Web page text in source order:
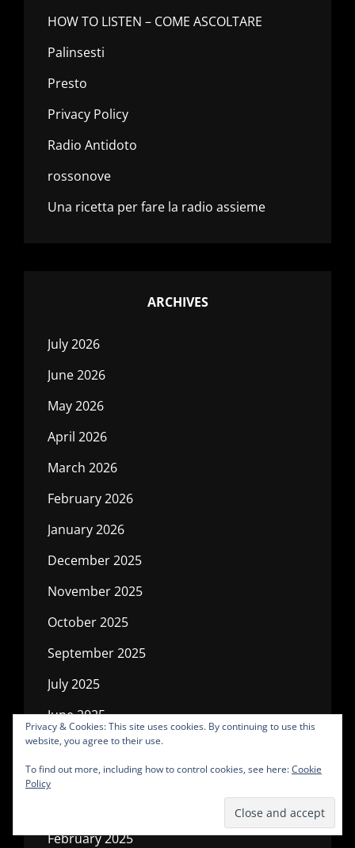
HOW TO LISTEN – COME ASCOLTARE
Palinsesti
Presto
Privacy Policy
Radio Antidoto
rossonove
Una ricetta per fare la radio assieme
ARCHIVES
July 2026
June 2026
May 2026
April 2026
March 2026
February 2026
January 2026
December 2025
November 2025
October 2025
September 2025
July 2025
June 2025
May 2025
April 2025
February 2025
Privacy & Cookies: This site uses cookies. By continuing to use this
website, you agree to their use.
To find out more, including how to control cookies, see here:Cookie
Policy